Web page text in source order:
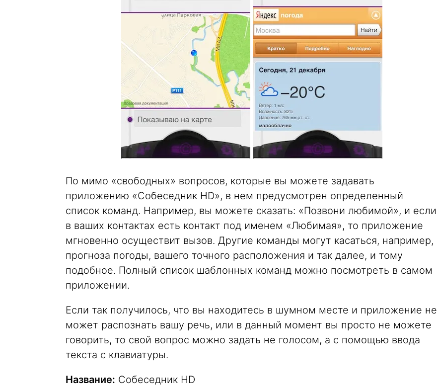
По мимо «свободных» вопросов, которые вы можете задавать
приложению «Собеседник HD», в нем предусмотрен определенный
список команд. Например, вы можете сказать: «Позвони любимой», и если
в ваших контактах есть контакт под именем «Любимая», то приложение
мгновенно осуществит вызов. Другие команды могут касаться, например,
прогноза погоды, вашего точного расположения и так далее, и тому
подобное. Полный список шаблонных команд можно посмотреть в самом
приложении.
Если так получилось, что вы находитесь в шумном месте и приложение не
может распознать вашу речь, или в данный момент вы просто не можете
говорить, то свой вопрос можно задать не голосом, а с помощью ввода
текста с клавиатуры.
Название: Собеседник HD